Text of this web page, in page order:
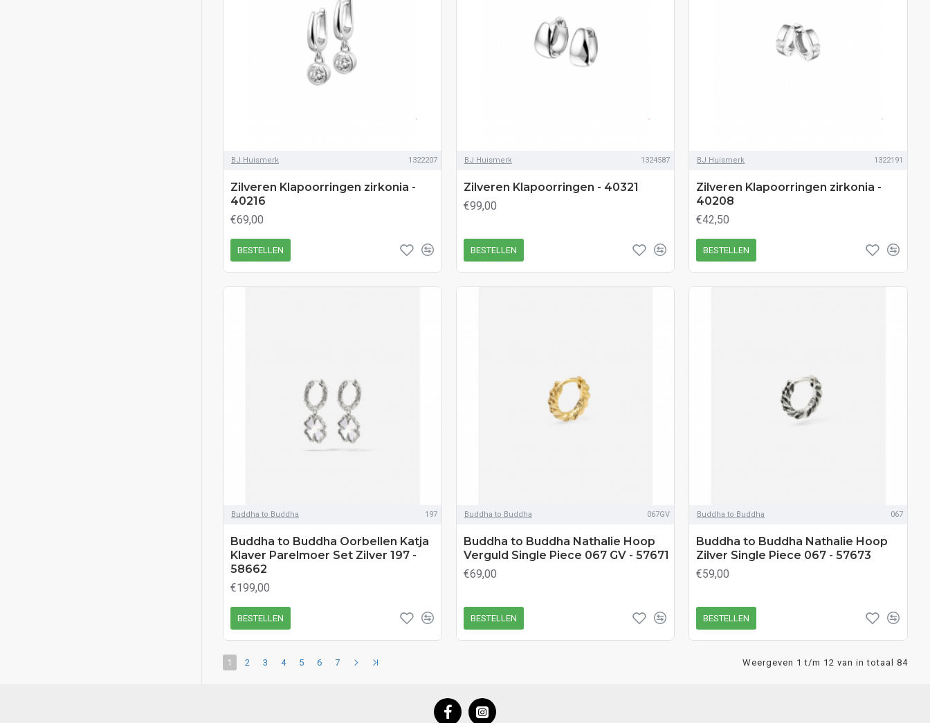
BJ Huismerk 1322207
Zilveren Klapoorringen zirkonia -
40216
€69,00
BESTELLEN
BJ Huismerk 1324587
Zilveren Klapoorringen - 40321
€99,00
BESTELLEN
BJ Huismerk 1322191
Zilveren Klapoorringen zirkonia -
40208
€42,50
BESTELLEN
Buddha to Buddha 197
Buddha to Buddha Oorbellen Katja
Klaver Parelmoer Set Zilver 197 -
58662
€199,00
BESTELLEN
Buddha to Buddha 067GV
Buddha to Buddha Nathalie Hoop
Verguld Single Piece 067 GV - 57671
€69,00
BESTELLEN
Buddha to Buddha 067
Buddha to Buddha Nathalie Hoop
Zilver Single Piece 067 - 57673
€59,00
BESTELLEN
1 2 3 4 5 6 7 Weergeven 1 t/m 12 van in totaal 84